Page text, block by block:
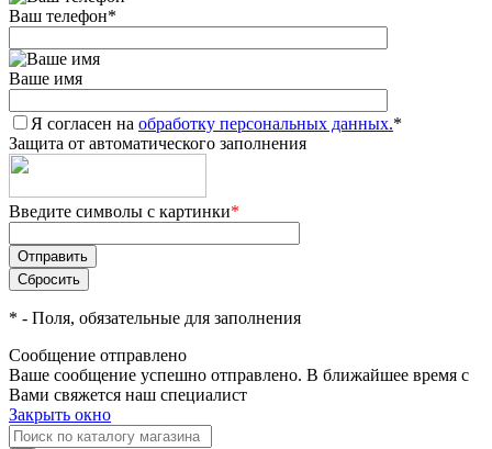
Ваш телефон*
Ваше имя
Я согласен на обработку персональных данных.*
Защита от автоматического заполнения
Введите символы с картинки*
* - Поля, обязательные для заполнения
Сообщение отправлено
Ваше сообщение успешно отправлено. В ближайшее время с
Вами свяжется наш специалист
Закрыть окно